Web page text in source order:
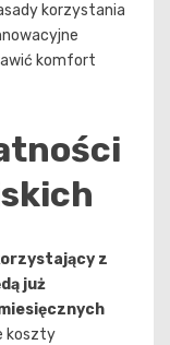
korzystania
komfort
z
już
koszty